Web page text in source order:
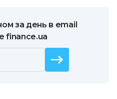
за день в email
finance.ua